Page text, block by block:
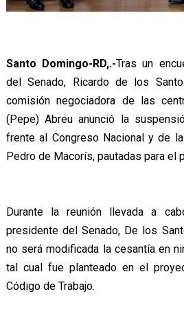
Santo Domingo-RD,.-Tras un
del Senado, Ricardo de los
comisión negociadora de las
(Pepe) Abreu anunció la
frente al Congreso Nacional y de
Pedro de Macorís, pautadas para el
Durante la reunión llevada a
presidente del Senado, De los
no será modificada la cesantía en
tal cual fue planteado en el
Código de Trabajo.